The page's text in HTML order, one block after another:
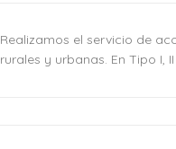
Realizamos el servicio de
rurales y urbanas. En Tipo I, II